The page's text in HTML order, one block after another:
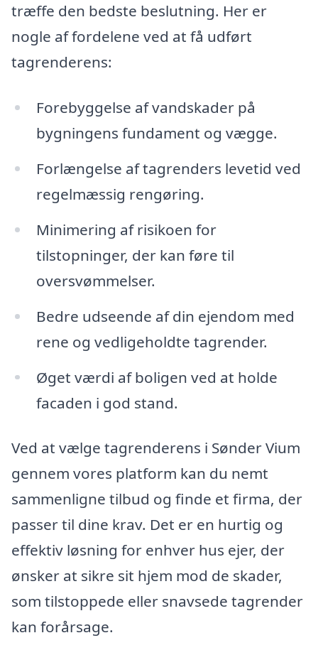
træffe den bedste beslutning. Her er
nogle af fordelene ved at få udført
tagrenderens:
Forebyggelse af vandskader på
bygningens fundament og vægge.
Forlængelse af tagrenders levetid ved
regelmæssig rengøring.
Minimering af risikoen for
tilstopninger, der kan føre til
oversvømmelser.
Bedre udseende af din ejendom med
rene og vedligeholdte tagrender.
Øget værdi af boligen ved at holde
facaden i god stand.
Ved at vælge tagrenderens i Sønder Vium
gennem vores platform kan du nemt
sammenligne tilbud og finde et firma, der
passer til dine krav. Det er en hurtig og
effektiv løsning for enhver hus ejer, der
ønsker at sikre sit hjem mod de skader,
som tilstoppede eller snavsede tagrender
kan forårsage.